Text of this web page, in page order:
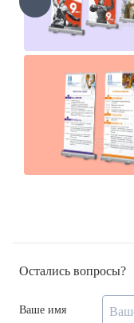
Остались вопросы?
Ваше имя